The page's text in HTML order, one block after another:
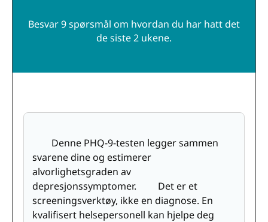
Besvar 9 spørsmål om hvordan du har hatt det
de siste 2 ukene.
Denne PHQ-9-testen legger sammen
svarene dine og estimerer
alvorlighetsgraden av
depresjonssymptomer. Det er et
screeningsverktøy, ikke en diagnose. En
kvalifisert helsepersonell kan hjelpe deg